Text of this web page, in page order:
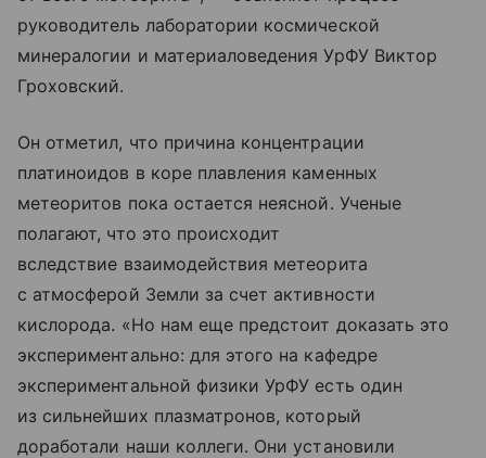
руководитель лаборатории космической
минералогии и материаловедения УрФУ Виктор
Гроховский.
Он отметил, что причина концентрации
платиноидов в коре плавления каменных
метеоритов пока остается неясной. Ученые
полагают, что это происходит
вследствие взаимодействия метеорита
с атмосферой Земли за счет активности
кислорода. «Но нам еще предстоит доказать это
экспериментально: для этого на кафедре
экспериментальной физики УрФУ есть один
из сильнейших плазматронов, который
доработали наши коллеги. Они установили